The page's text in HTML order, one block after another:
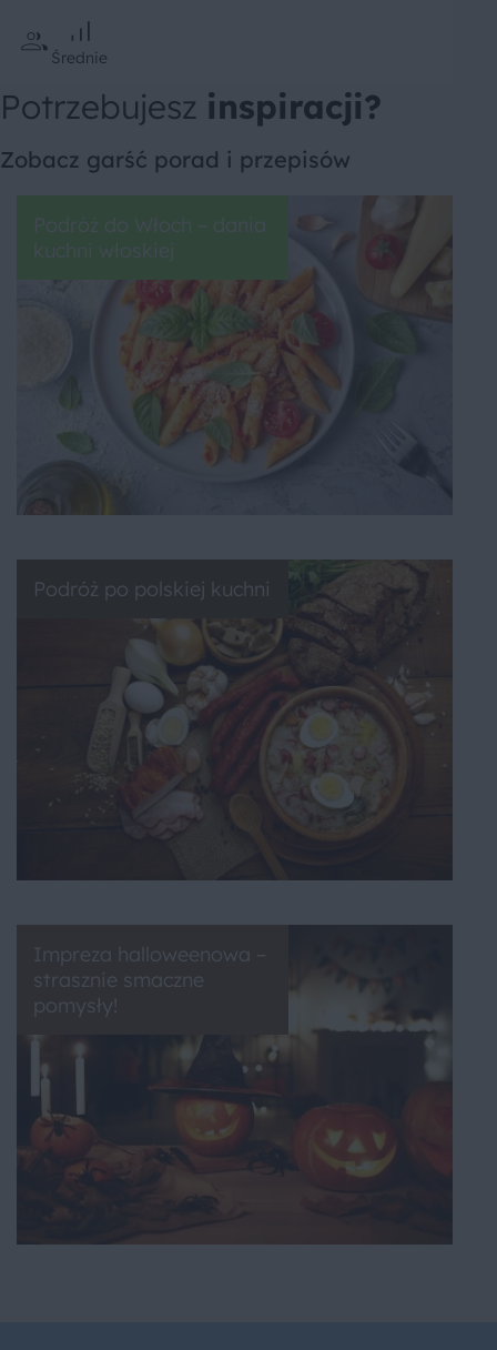
Średnie
Potrzebujesz inspiracji?
Zobacz garść porad i przepisów
Podróż do Włoch – dania
kuchni włoskiej
Podróż po polskiej kuchni
Impreza halloweenowa –
strasznie smaczne
pomysły!